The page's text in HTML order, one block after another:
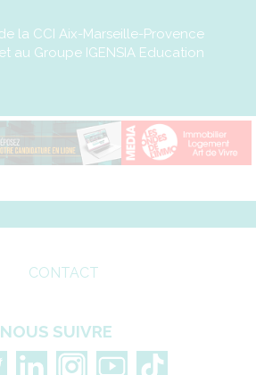
la CCI Aix-Marseille-Provence
au Groupe IGENSIA Education
CONTACT
NOUS SUIVRE